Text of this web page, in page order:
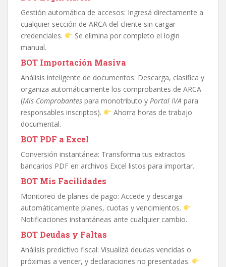
Gestión automática de accesos: Ingresá directamente a
cualquier sección de ARCA del cliente sin cargar
credenciales.
Se elimina por completo el login
manual.
BOT Importación Masiva
Análisis inteligente de documentos: Descarga, clasifica y
organiza automáticamente los comprobantes de ARCA
(Mis Comprobantes para monotributo y Portal IVA para
responsables inscriptos).
Ahorra horas de trabajo
documental.
BOT PDF a Excel
Conversión instantánea: Transforma tus extractos
bancarios PDF en archivos Excel listos para importar.
BOT Mis Facilidades
Monitoreo de planes de pago: Accede y descarga
automáticamente planes, cuotas y vencimientos.
Notificaciones instantáneas ante cualquier cambio.
BOT Deudas y Faltas
Análisis predictivo fiscal: Visualizá deudas vencidas o
próximas a vencer, y declaraciones no presentadas.